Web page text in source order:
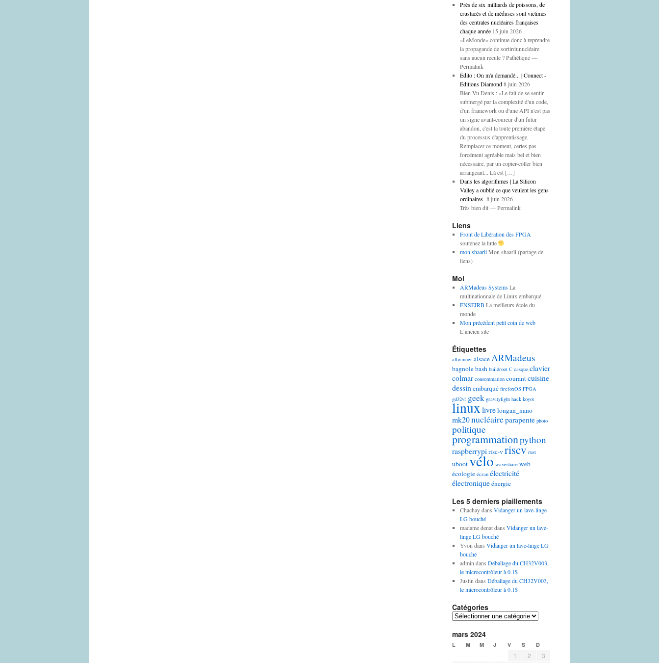
Près de six milliards de poissons, de
crustacés et de méduses sont victimes
des centrales nucléaires françaises
chaque année 15 juin 2026
«LeMonde» continue donc à reprendre
la propagande de sortirdunucléaire
sans aucun recule ? Pathétique —
Permalink
Édito : On m'a demandé... | Connect -
Editions Diamond 8 juin 2026
Bien Vu Denis : «Le fait de se sentir
submergé par la complexité d'un code,
d'un framework ou d'une API n'est pas
un signe avant-coureur d'un futur
abandon, c'est la toute première étape
du processus d'apprentissage.
Remplacer ce moment, certes pas
forcément agréable mais bel et bien
nécessaire, par un copier-coller bien
arrangeant... Là est […]
Dans les algorithmes | La Silicon
Valley a oublié ce que veulent les gens
ordinaires 8 juin 2026
Très bien dit — Permalink
Liens
Front de Libération des FPGA
soutenez la lutte
mon shaarliMon shaarli (partage de
liens)
Moi
ARMadeus SystemsLa
multinationnale de Linux embarqué
ENSEIRB La meilleurs école du
monde
Mon précédent petit coin de web
L’ancien site
Étiquettes
allwinner alsaceARMadeus
bagnolebash buildroot C casque clavier
colmar consommation courantcuisine
dessin embarqué firefoxOS FPGA
gd32vf geek gravitylight hack koyot
linuxlivrelongan_nano
mk20nucléaireparapente photo
politique
programmationpython
raspberrypi risc-vriscv rust
ubootvélo waveshare web
écologie écran électricité
électroniqueénergie
Les 5 derniers piaillements
Chachaydans Vidanger un lave-linge
LG bouché
madame denatdans Vidanger un lave-
linge LG bouché
Yvon dans Vidanger un lave-linge LG
bouché
admin dans Déballage du CH32V003,
le microcontrôleur à 0.1$
Justin dans Déballage du CH32V003,
le microcontrôleur à 0.1$
Catégories
Catégories
mars 2024
L M M J V S D
1 2 3